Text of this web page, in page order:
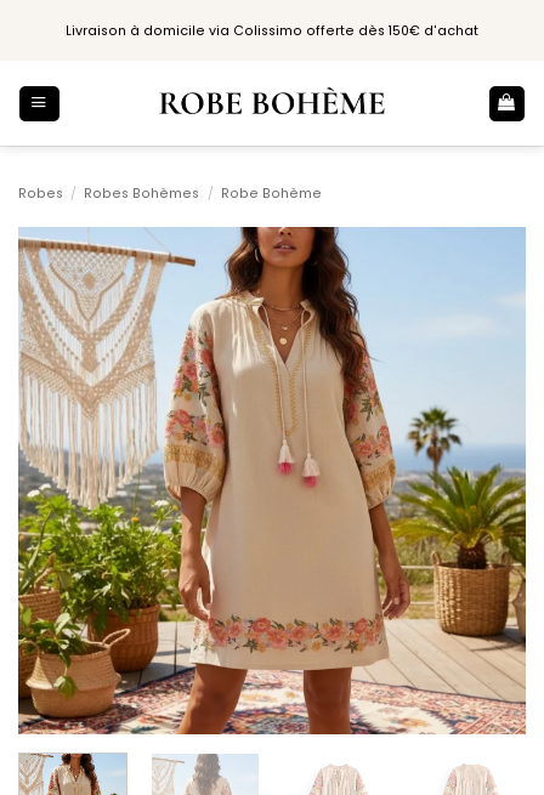
Livraison à domicile via Colissimo offerte dès 150€ d'achat
Robes / Robes Bohèmes / Robe Bohème